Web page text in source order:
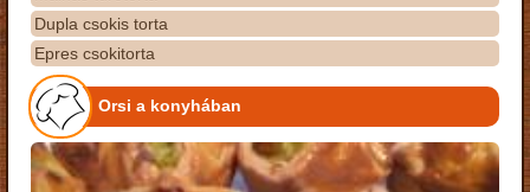
Dupla csokis torta
Epres csokitorta
Orsi a konyhában